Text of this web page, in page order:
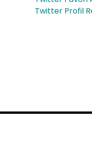
Twitter Profil